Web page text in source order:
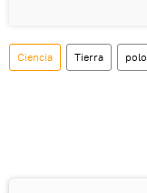
Ciencia Tierra polo